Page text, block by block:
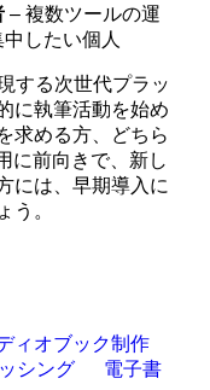
– 複数ツールの運
したい個人
する次世代プラッ
に執筆活動を始め
求める方、どちら
に前向きで、新し
には、早期導入に
う。
ィオブック制作
シング
電子書